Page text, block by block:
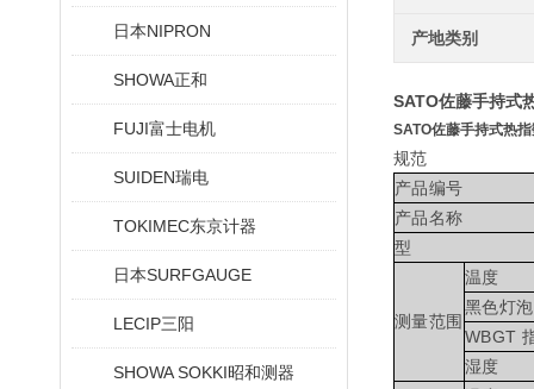
日本NIPRON
SHOWA正和
FUJI富士电机
SUIDEN瑞电
TOKIMEC东京计器
日本SURFGAUGE
LECIP三阳
SHOWA SOKKI昭和测器
产地类别
SATO佐藤手持式
SATO佐藤手持式热
规范
产品编号
产品名称
型
测量范围
温度
黑色灯
WBGT
湿度